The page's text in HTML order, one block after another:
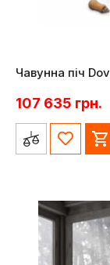
Чавунна піч
107 635 грн.